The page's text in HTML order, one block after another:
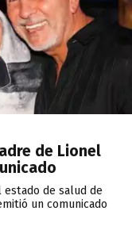
de Lionel
de salud de
un comunicado